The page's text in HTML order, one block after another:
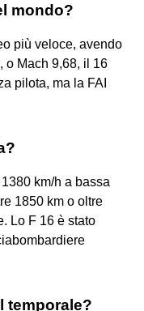
mondo?
più veloce, avendo
o Mach 9,68, il 16
pilota, ma la FAI
km/h a bassa
1850 km o oltre
Lo F 16 è stato
temporale?